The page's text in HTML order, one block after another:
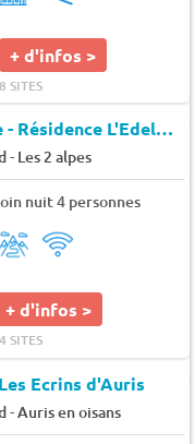
+ d'infos >
SITES
Vacancéole - Résidence L'Edelweiss
- Les 2 alpes
nuit 4 personnes
+ d'infos >
SITES
Ecrins d'Auris
-Auris en oisans